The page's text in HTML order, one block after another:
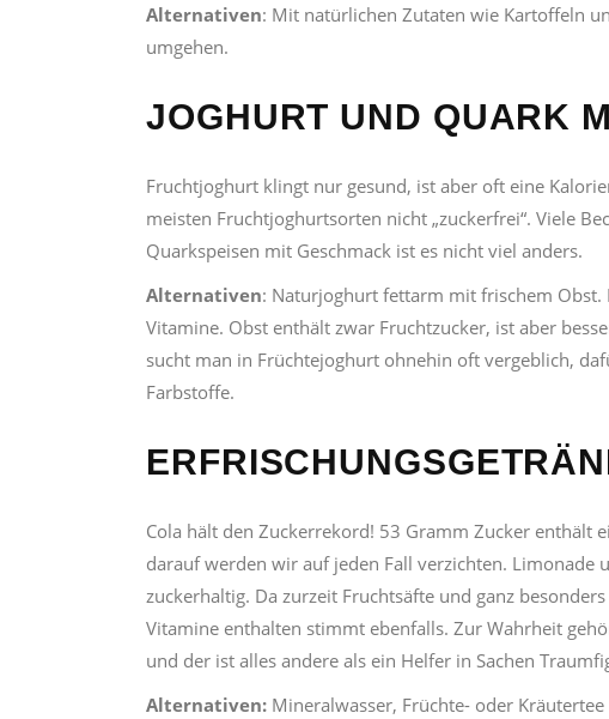
Alternativen: Mit natürlichen Zutaten wie Kartoffeln
umgehen.
JOGHURT UND QUARK
Fruchtjoghurt klingt nur gesund, ist aber oft eine
meisten Fruchtjoghurtsorten nicht „zuckerfrei“. Viele
Quarkspeisen mit Geschmack ist es nicht viel anders.
Alternativen: Naturjoghurt fettarm mit frischem
Vitamine. Obst enthält zwar Fruchtzucker, ist aber
sucht man in Früchtejoghurt ohnehin oft vergeblich,
Farbstoffe.
Cola hält den Zuckerrekord! 53 Gramm Zucker enthält
darauf werden wir auf jeden Fall verzichten. Limonade
zuckerhaltig. Da zurzeit Fruchtsäfte und ganz
Vitamine enthalten stimmt ebenfalls. Zur Wahrheit
und der ist alles andere als ein Helfer in Sachen
Alternativen: Mineralwasser, Früchte- oder